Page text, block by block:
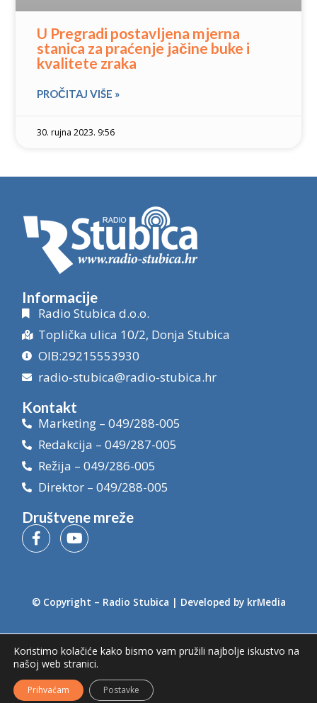
U Pregradi postavljena mjerna
stanica za praćenje jačine buke i
kvalitete zraka
PROČITAJ VIŠE »
30. rujna 2023. 9:56
Informacije
Radio Stubica d.o.o.
Toplička ulica 10/2, Donja Stubica
OIB:29215553930
radio-stubica@radio-stubica.hr
Kontakt
Marketing – 049/288-005
Redakcija – 049/287-005
Režija – 049/286-005
Direktor – 049/288-005
Društvene mreže
© Copyright – Radio Stubica | Developed by krMedia
Koristimo kolačiće kako bismo vam pružili najbolje iskustvo na
našoj web stranici.
Prihvaćam Postavke